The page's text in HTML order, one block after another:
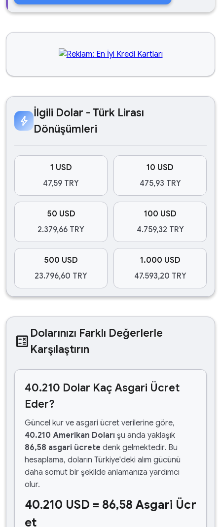
bolt
İlgili Dolar - Türk Lirası
Dönüşümleri
1 USD
47,59 TRY
10 USD
475,93 TRY
50 USD
2.379,66 TRY
100 USD
4.759,32 TRY
500 USD
23.796,60 TRY
1.000 USD
47.593,20 TRY
calculate Dolarınızı Farklı Değerlerle
Karşılaştırın
40.210 Dolar Kaç Asgari Ücret
Eder?
Güncel kur ve asgari ücret verilerine göre,
40.210 Amerikan Doları şu anda yaklaşık
86,58 asgari ücrete denk gelmektedir. Bu
hesaplama, doların Türkiye'deki alım gücünü
daha somut bir şekilde anlamanıza yardımcı
olur.
40.210 USD = 86,58 Asgari Ücr
et